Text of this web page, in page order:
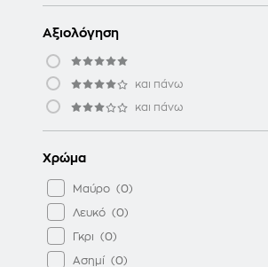
Αξιολόγηση
και πάνω
και πάνω
Χρώμα
Μαύρο
Λευκό
Γκρι
Ασημί